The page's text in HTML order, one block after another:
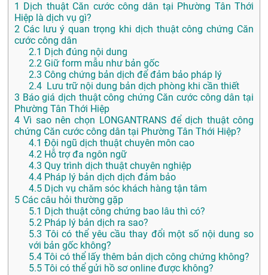
1
Dịch thuật Căn cước công dân tại Phường Tân Thới
Hiệp là dịch vụ gì?
2 Các lưu ý quan trọng khi dịch thuật công chứng Căn
cước công dân
2.1 Dịch đúng nội dung
2.2 Giữ form mẫu như bản gốc
2.3 Công chứng bản dịch để đảm bảo pháp lý
2.4 Lưu trữ nội dung bản dịch phòng khi cần thiết
3 Báo giá dịch thuật công chứng Căn cước công dân tại
Phường Tân Thới Hiệp
4 Vì sao nên chọn LONGANTRANS để dịch thuật công
chứng Căn cước công dân tại Phường Tân Thới Hiệp?
4.1 Đội ngũ dịch thuật chuyên môn cao
4.2 Hỗ trợ đa ngôn ngữ
4.3 Quy trình dịch thuật chuyên nghiệp
4.4 Pháp lý bản dịch dịch đảm bảo
4.5 Dịch vụ chăm sóc khách hàng tận tâm
5 Các câu hỏi thường gặp
5.1 Dịch thuật công chứng bao lâu thì có?
5.2 Pháp lý bản dịch ra sao?
5.3 Tôi có thể yêu cầu thay đổi một số nội dung so
với bản gốc không?
5.4 Tôi có thể lấy thêm bản dịch công chứng không?
5.5 Tôi có thể gửi hồ sơ online được không?